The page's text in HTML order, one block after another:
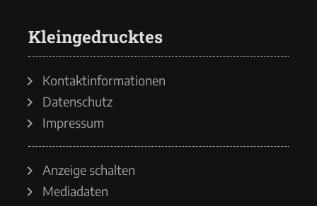
Kleingedrucktes
Kontaktinformationen
Datenschutz
Impressum
Anzeige schalten
Mediadaten